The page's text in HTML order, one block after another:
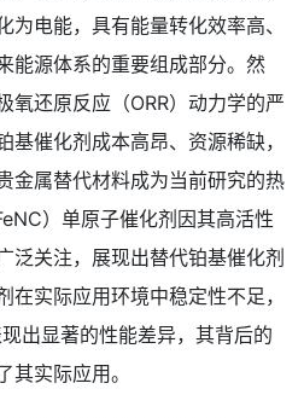
电能，具有能量转化效率高、
能源体系的重要组成部分。然
氧还原反应（ORR）动力学的严
基催化剂成本高昂、资源稀缺，
金属替代材料成为当前研究的热
）单原子催化剂因其高活性
泛关注，展现出替代铂基催化剂
在实际应用环境中稳定性不足，
出显著的性能差异，其背后的
其实际应用。